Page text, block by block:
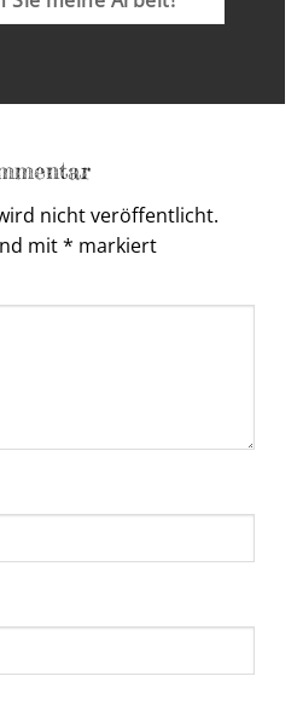
nicht veröffentlicht.
mit* markiert